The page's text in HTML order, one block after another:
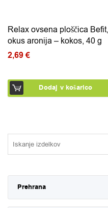
Relax ovsena ploščica Befit,
okus aronija – kokos, 40 g
2,69€
Dodaj v košarico
Prehrana